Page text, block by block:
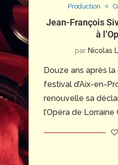
Production
Jean-François
à
par Nicolas
Douze ans après
festival d’Aix-en-
renouvelle sa
l’Opéra de Lorraine